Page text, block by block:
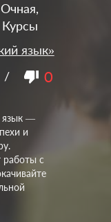
Очная,
Курсы
язык»
/ 0
язык —
и
работы с